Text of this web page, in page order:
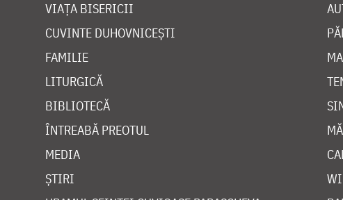
VIAȚA BISERICII
CUVINTE DUHOVNICEȘTI
FAMILIE
LITURGICĂ
BIBLIOTECĂ
ÎNTREABĂ PREOTUL
MEDIA
ȘTIRI